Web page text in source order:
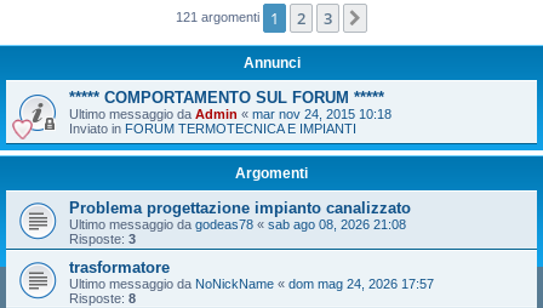
121 argomenti 1 2 3
Annunci
***** COMPORTAMENTO SUL FORUM *****
Ultimo messaggio da Admin « mar nov 24, 2015 10:18
Inviato in FORUM TERMOTECNICA E IMPIANTI
Argomenti
Problema progettazione impianto canalizzato
Ultimo messaggio da godeas78 « sab ago 08, 2026 21:08
Risposte: 3
trasformatore
Ultimo messaggio da NoNickName « dom mag 24, 2026 17:57
Risposte: 8